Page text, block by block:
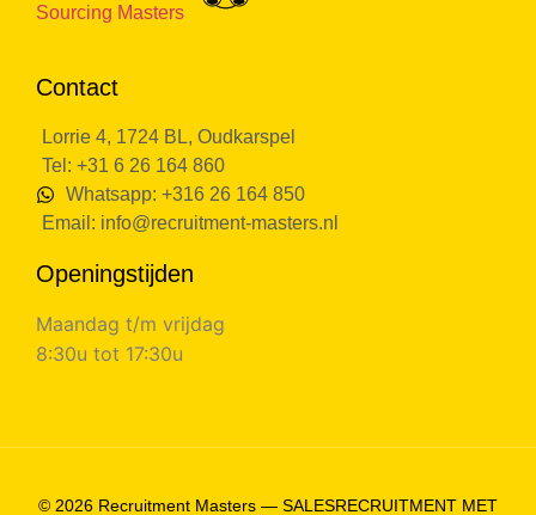
Sourcing Masters
Contact
Lorrie 4, 1724 BL, Oudkarspel
Tel: +31 6 26 164 860
Whatsapp: +316 26 164 850
Email: info@recruitment-masters.nl
Openingstijden
Maandag t/m vrijdag
8:30u tot 17:30u
© 2026 Recruitment Masters — SALESRECRUITMENT MET